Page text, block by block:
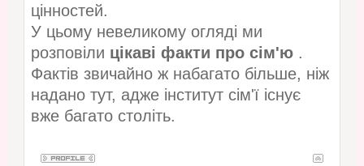
цінностей.
У цьому невеликому огляді ми
розповіли цікаві факти про сім'ю.
Фактів звичайно ж набагато більше, ніж
надано тут, адже інститут сім'ї існує
вже багато століть.